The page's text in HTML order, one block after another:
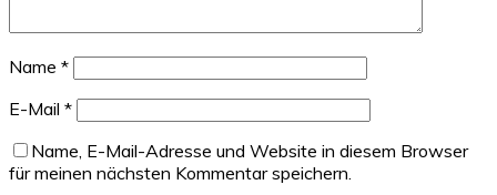
Name *
E-Mail *
Name, E-Mail-Adresse und Website in diesem Browser
für meinen nächsten Kommentar speichern.